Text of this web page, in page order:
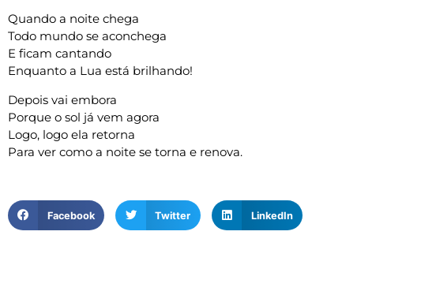
Quando a noite chega
Todo mundo se aconchega
E ficam cantando
Enquanto a Lua está brilhando!
Depois vai embora
Porque o sol já vem agora
Logo, logo ela retorna
Para ver como a noite se torna e renova.
Facebook Twitter LinkedIn